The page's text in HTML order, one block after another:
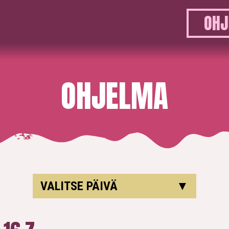
OHJELMA
VALITSE PÄIVÄ ▼